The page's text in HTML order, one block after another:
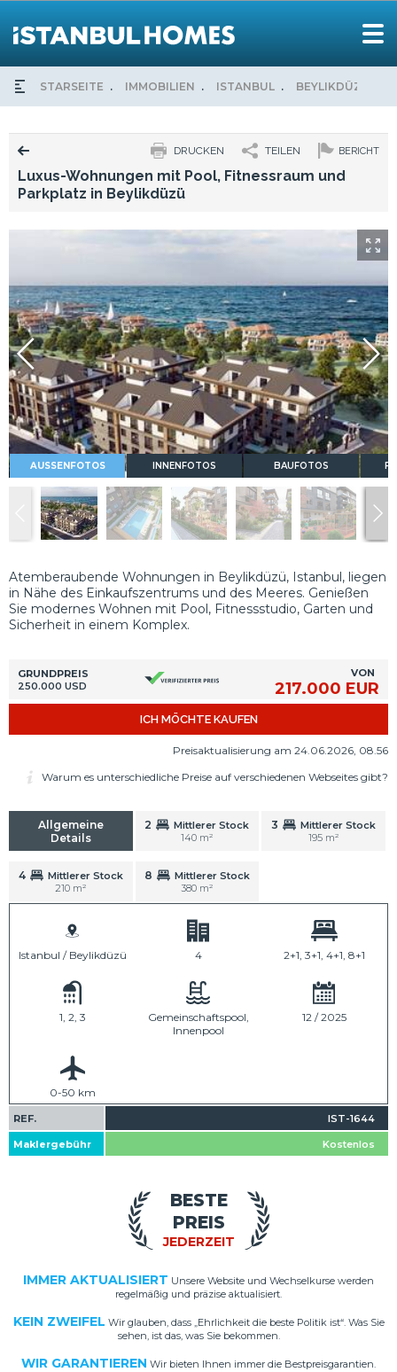
STARSEITE IMMOBILIEN ISTANBUL BEYLIKDÜZÜ
BERICHT
TEILEN
DRUCKEN
Luxus-Wohnungen mit Pool, Fitnessraum und
Parkplatz in Beylikdüzü
AUSSENFOTOS INNENFOTOS BAUFOTOS
Atemberaubende Wohnungen in Beylikdüzü, Istanbul, liegen
in Nähe des Einkaufszentrums und des Meeres. Genießen
Sie modernes Wohnen mit Pool, Fitnessstudio, Garten und
Sicherheit in einem Komplex.
GRUNDPREIS
250.000 USD
VON
217.000 EUR
ICH MÖCHTE KAUFEN
Preisaktualisierung am 24.06.2026, 08.56
Warum es unterschiedliche Preise auf verschiedenen Webseites gibt?
Allgemeine
Details
2
Mittlerer Stock
140 m²
3
Mittlerer Stock
195 m²
4
Mittlerer Stock
210 m²
8
Mittlerer Stock
380 m²
Istanbul / Beylikdüzü 4 2+1, 3+1, 4+1, 8+1
1, 2, 3
Gemeinschaftspool,
Innenpool
12 / 2025
0-50 km
REF. IST-1644
Maklergebühr Kostenlos
JEDERZEIT
BESTE
PREIS
IMMER AKTUALISIERT Unsere Website und Wechselkurse werden
regelmäßig und präzise aktualisiert.
KEIN ZWEIFEL Wir glauben, dass „Ehrlichkeit die beste Politik ist“. Was Sie
sehen, ist das, was Sie bekommen.
WIR GARANTIEREN Wir bieten Ihnen immer die Bestpreisgarantien.